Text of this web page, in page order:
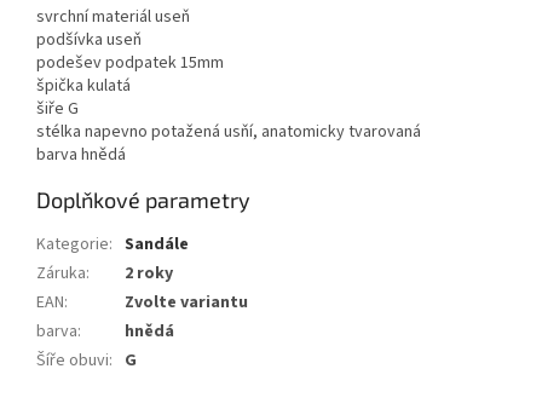
svrchní materiál useň
podšívka useň
podešev podpatek 15mm
špička kulatá
šiře G
stélka napevno potažená usňí, anatomicky tvarovaná
barva hnědá
Doplňkové parametry
Kategorie: Sandále
Záruka:
2 roky
EAN:
Zvolte variantu
barva:
hnědá
Šíře obuvi: G